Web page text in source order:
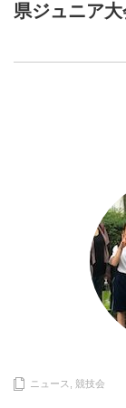
県ジュニア
ニュース 競技会